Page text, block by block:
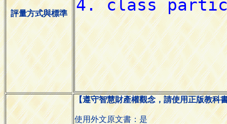
評量方式與標準
【遵守智慧財產權觀念，請使用正版教科
使用外文原文書：是